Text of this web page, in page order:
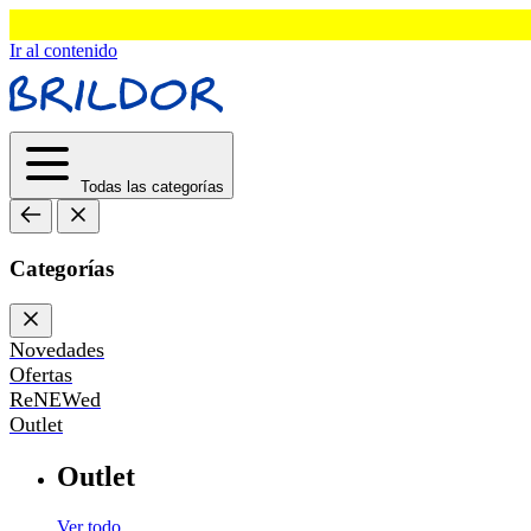
Ir al contenido
Todas las categorías
Categorías
Novedades
Ofertas
ReNEWed
Outlet
Outlet